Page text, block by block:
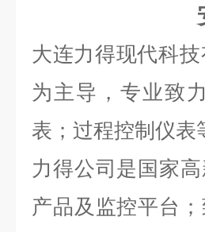
大连力得现代科
为主导，专业致
表；过程控制仪表
力得公司是国家
产品及监控平台